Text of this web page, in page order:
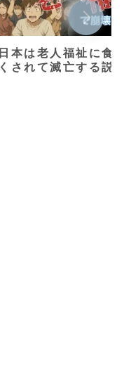
日本は老人福祉に食い
くされて滅亡する説